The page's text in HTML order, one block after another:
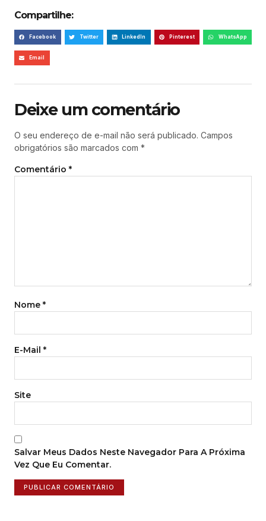
Compartilhe:
Facebook Twitter LinkedIn Pinterest WhatsApp
Email
Deixe um comentário
O seu endereço de e-mail não será publicado. Campos
obrigatórios são marcados com *
Comentário *
Nome *
E-Mail *
Site
Salvar Meus Dados Neste Navegador Para A Próxima
Vez Que Eu Comentar.